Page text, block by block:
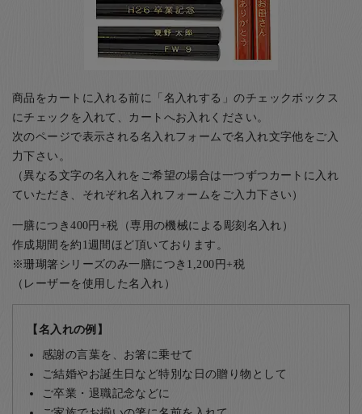
商品をカートに入れる前に「名入れする」のチェックボックス
にチェックを入れて、カートへお入れください。
次のページで表示される名入れフォームで名入れ文字他をご入
力下さい。
（異なる文字の名入れをご希望の場合は一つずつカートに入れ
ていただき、それぞれ名入れフォームをご入力下さい）
一膳につき400円+税（専用の機械による彫刻名入れ）
作成期間を約1週間ほど頂いております。
※珊瑚箸シリーズのみ一膳につき1,200円+税
（レーザーを使用した名入れ）
【名入れの例】
感謝の言葉を、お箸に乗せて
ご結婚やお誕生日など特別な日の贈り物として
ご卒業・退職記念などに